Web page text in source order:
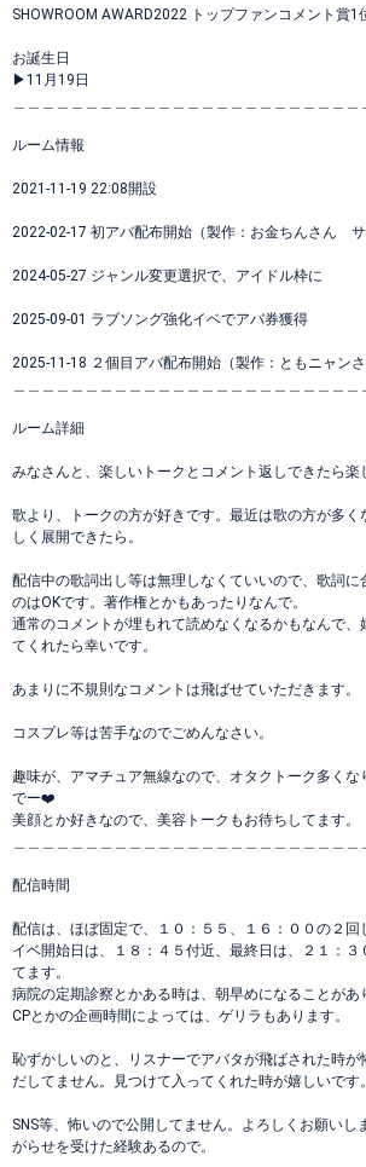
SHOWROOM AWARD2022 トップファンコメント賞1
お誕生日
▶︎11月19日
ルーム情報
2021-11-19 22:08開設
2022-02-17 初アバ配布開始（製作：お金ちんさん サ
2024-05-27 ジャンル変更選択で、アイドル枠に
2025-09-01 ラブソング強化イベでアバ券獲得
2025-11-18 ２個目アバ配布開始（製作：ともニャンさ
ルーム詳細
みなさんと、楽しいトークとコメント返しできたら楽
歌より、トークの方が好きです。最近は歌の方が多
しく展開できたら。
配信中の歌詞出し等は無理しなくていいので、歌詞に
のはOKです。著作権とかもあったりなんで。
通常のコメントが埋もれて読めなくなるかもなんで
てくれたら幸いです。
あまりに不規則なコメントは飛ばせていただきます。
コスプレ等は苦手なのでごめんなさい。
趣味が、アマチュア無線なので、オタクトーク多く
でー❤️
美顔とか好きなので、美容トークもお待ちしてます。
配信時間
配信は、ほぼ固定で、１０：５５、１６：００の２回
イベ開始日は、１８：４５付近、最終日は、２１：
てます。
病院の定期診察とかある時は、朝早めになることがあ
CPとかの企画時間によっては、ゲリラもあります。
恥ずかしいのと、リスナーでアバタが飛ばされた時が
だしてません。見つけて入ってくれた時が嬉しいです。
SNS等、怖いので公開してません。よろしくお願いし
がらせを受けた経験あるので。